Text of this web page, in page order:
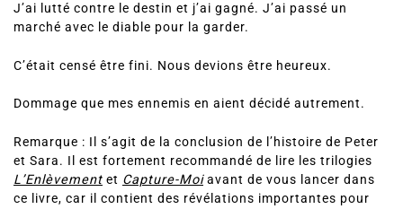
J’ai lutté contre le destin et j’ai gagné. J’ai passé un
marché avec le diable pour la garder.
C’était censé être fini. Nous devions être heureux.
Dommage que mes ennemis en aient décidé autrement.
Remarque : Il s’agit de la conclusion de l’histoire de Peter
et Sara. Il est fortement recommandé de lire les trilogies
L’Enlèvement et Capture-Moiavant de vous lancer dans
ce livre, car il contient des révélations importantes pour